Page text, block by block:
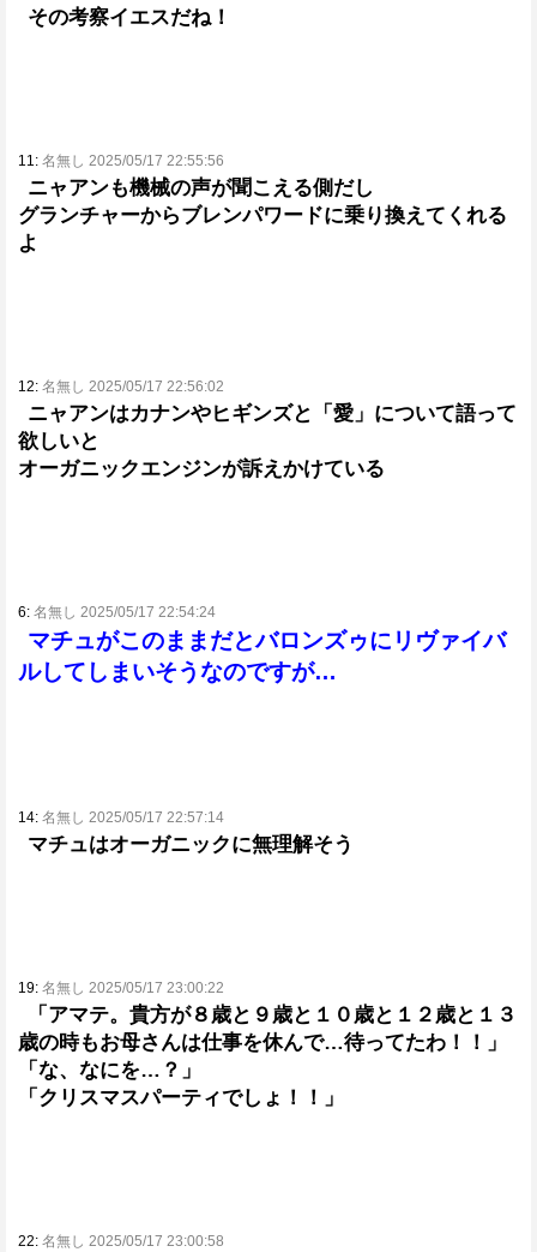
その考察イエスだね！
11: 名無し 2025/05/17 22:55:56
ニャアンも機械の声が聞こえる側だし
グランチャーからブレンパワードに乗り換えてくれる
よ
12: 名無し 2025/05/17 22:56:02
ニャアンはカナンやヒギンズと「愛」について語って
欲しいと
オーガニックエンジンが訴えかけている
6: 名無し 2025/05/17 22:54:24
マチュがこのままだとバロンズゥにリヴァイバ
ルしてしまいそうなのですが…
14: 名無し 2025/05/17 22:57:14
マチュはオーガニックに無理解そう
19: 名無し 2025/05/17 23:00:22
「アマテ。貴方が８歳と９歳と１０歳と１２歳と１３
歳の時もお母さんは仕事を休んで…待ってたわ！！」
「な、なにを…？」
「クリスマスパーティでしょ！！」
22: 名無し 2025/05/17 23:00:58